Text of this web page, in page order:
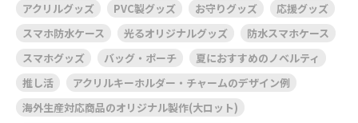
アクリルグッズ
PVC製グッズ お守りグッズ
応援グッズ
スマホ防水ケース
光るオリジナルグッズ
防水スマホケース
スマホグッズ
バッグ・ポーチ
夏におすすめのノベルティ
推し活
アクリルキーホルダー・チャームのデザイン例
海外生産対応商品のオリジナル製作(大ロット)